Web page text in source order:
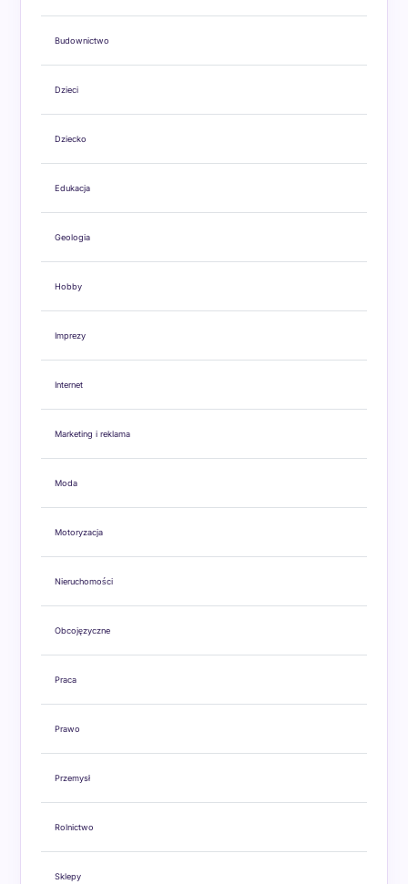
Budownictwo
Dzieci
Dziecko
Edukacja
Geologia
Hobby
Imprezy
Internet
Marketing i reklama
Moda
Motoryzacja
Nieruchomości
Obcojęzyczne
Praca
Prawo
Przemysł
Rolnictwo
Sklepy